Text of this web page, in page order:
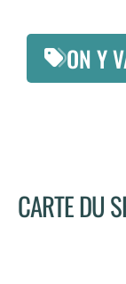
ON Y
CARTE DU